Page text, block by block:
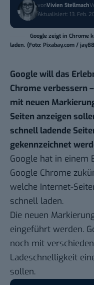
vonVivien Stellmach
Aktualisiert: 13. Feb.
Google zeigt in Chrome
laden. (Foto: Pixabay.com /
Google will das
Chrome verbessern
mit neuen
Seiten anzeigen
schnell ladende
gekennzeichnet
Google hat in einem
Google Chrome
welche Internet-
schnell laden.
Die neuen
eingeführt werden.
noch mit
Ladeschnelligkeit
sollen.